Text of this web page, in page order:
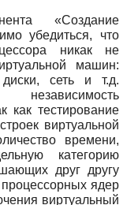
«Создание
убедиться, что
никак не
машин:
сеть и т.д.
независимость
как тестирование
виртуальной
времени,
категорию
друг другу
ядер
виртуальный